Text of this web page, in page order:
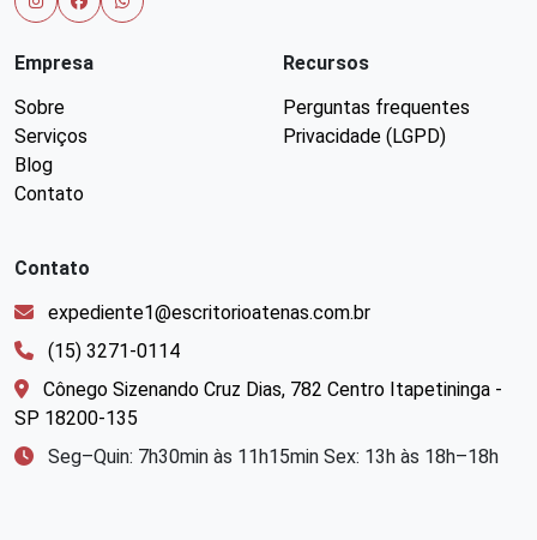
Empresa
Sobre
Serviços
Blog
Contato
Recursos
Perguntas frequentes
Privacidade (LGPD)
Contato
expediente1@escritorioatenas.com.br
(15) 3271-0114
Cônego Sizenando Cruz Dias, 782 Centro Itapetininga -
SP 18200-135
Seg–Quin: 7h30min às 11h15min Sex: 13h às 18h–18h